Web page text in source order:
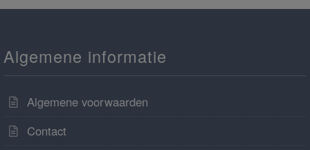
Algemene informatie
Algemene voorwaarden
Contact